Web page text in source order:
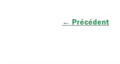
← Précédent